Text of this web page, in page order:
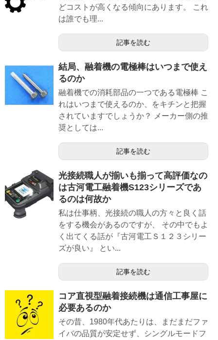
どコストが高くなる傾向にあります。 これ
は誰でも理...
記事を読む
結局、融着機の電極棒はいつまで使え
るのか
融着機での消耗部品の一つである電極棒 こ
れはいつまで使えるのか、をキチンと把握
されていますでしょうか？ メーカー側の推
奨としては...
記事を読む
光接続職人が揃いも揃って高評価なの
は古河電工融着機S123シリーズであ
るのは何故か
私は仕事柄、光接続の職人の方々と良く話
をする機会があるのですが、 その中でもよ
く出てくる話が『古河電工Ｓ１２３シリー
ズが良い』 とい...
記事を読む
コア直視型融着接続機は通信工事屋に
必要あるのか
その昔、1980年代あたりは、まだまだファ
イバの品質が安定せず、シングルモードフ